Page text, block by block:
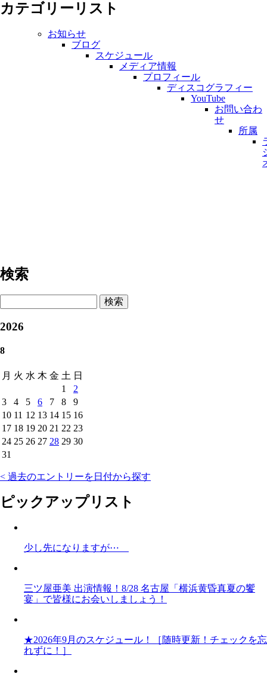
カテゴリーリスト
お知らせ
ブログ
スケジュール
メディア情報
プロフィール
ディスコグラフィー
YouTube
お問い合わ
せ
所属
検索
検索
2026
8
月 火 水 木 金 土 日
1
2
3
4 5 6 7 8
9
10 11 12 13 14 15 16
17 18 19 20 21 22 23
24 25 26 27 28 29 30
31
< 過去のエントリーを日付から探す
ピックアップリスト
少し先になりますが⋯
三ツ屋亜美 出演情報！8/28 名古屋「横浜黄昏真夏の饗
宴」で皆様にお会いしましょう！
★2026年9月のスケジュール！［随時更新！チェックを忘
れずに！］